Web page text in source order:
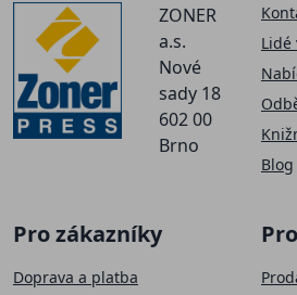
ZONER
a.s.
Nové
sady 18
602 00
Brno
Lidé
Blog
Pro zákazníky
Doprava a platba